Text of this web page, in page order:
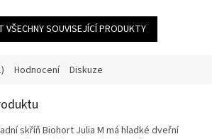
VŠECHNY SOUVISEJÍCÍ PRODUKTY
Hodnocení Diskuze
skříň Biohort Julia M má hladké dveřní